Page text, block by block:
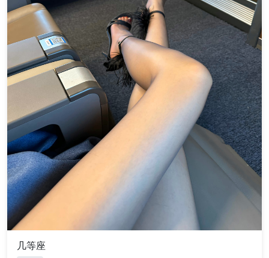
几等座